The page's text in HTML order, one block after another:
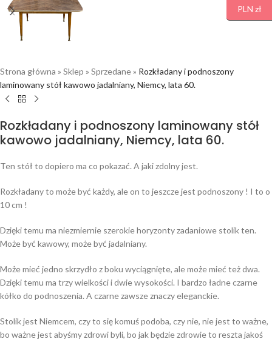
Strona główna » Sklep » Sprzedane» Rozkładany i podnoszony
laminowany stół kawowo jadalniany, Niemcy, lata 60.
Rozkładany i podnoszony laminowany stół
kawowo jadalniany, Niemcy, lata 60.
Ten stół to dopiero ma co pokazać. A jaki zdolny jest.
Rozkładany to może być każdy, ale on to jeszcze jest podnoszony ! I to o
10 cm !
Dzięki temu ma niezmiernie szerokie horyzonty zadaniowe stolik ten.
Może być kawowy, może być jadalniany.
Może mieć jedno skrzydło z boku wyciągnięte, ale może mieć też dwa.
Dzięki temu ma trzy wielkości i dwie wysokości. I bardzo ładne czarne
kółko do podnoszenia. A czarne zawsze znaczy eleganckie.
Stolik jest Niemcem, czy to się komuś podoba, czy nie, nie jest to ważne,
bo ważne jest abyśmy zdrowi byli, bo jak będzie zdrowie to reszta jakoś
PLN zł